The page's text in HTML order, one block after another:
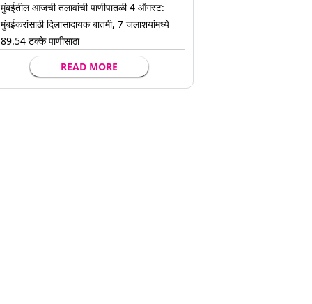
मुंबईतील आजची तलावांची पाणीपातळी 4 ऑगस्ट:
मुंबईकरांसाठी दिलासादायक बातमी, 7 जलाशयांमध्ये
89.54 टक्के पाणीसाठा
READ MORE